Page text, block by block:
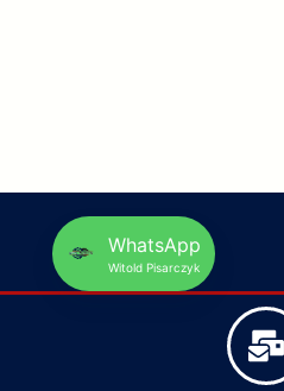
WhatsApp
Witold Pisarczyk